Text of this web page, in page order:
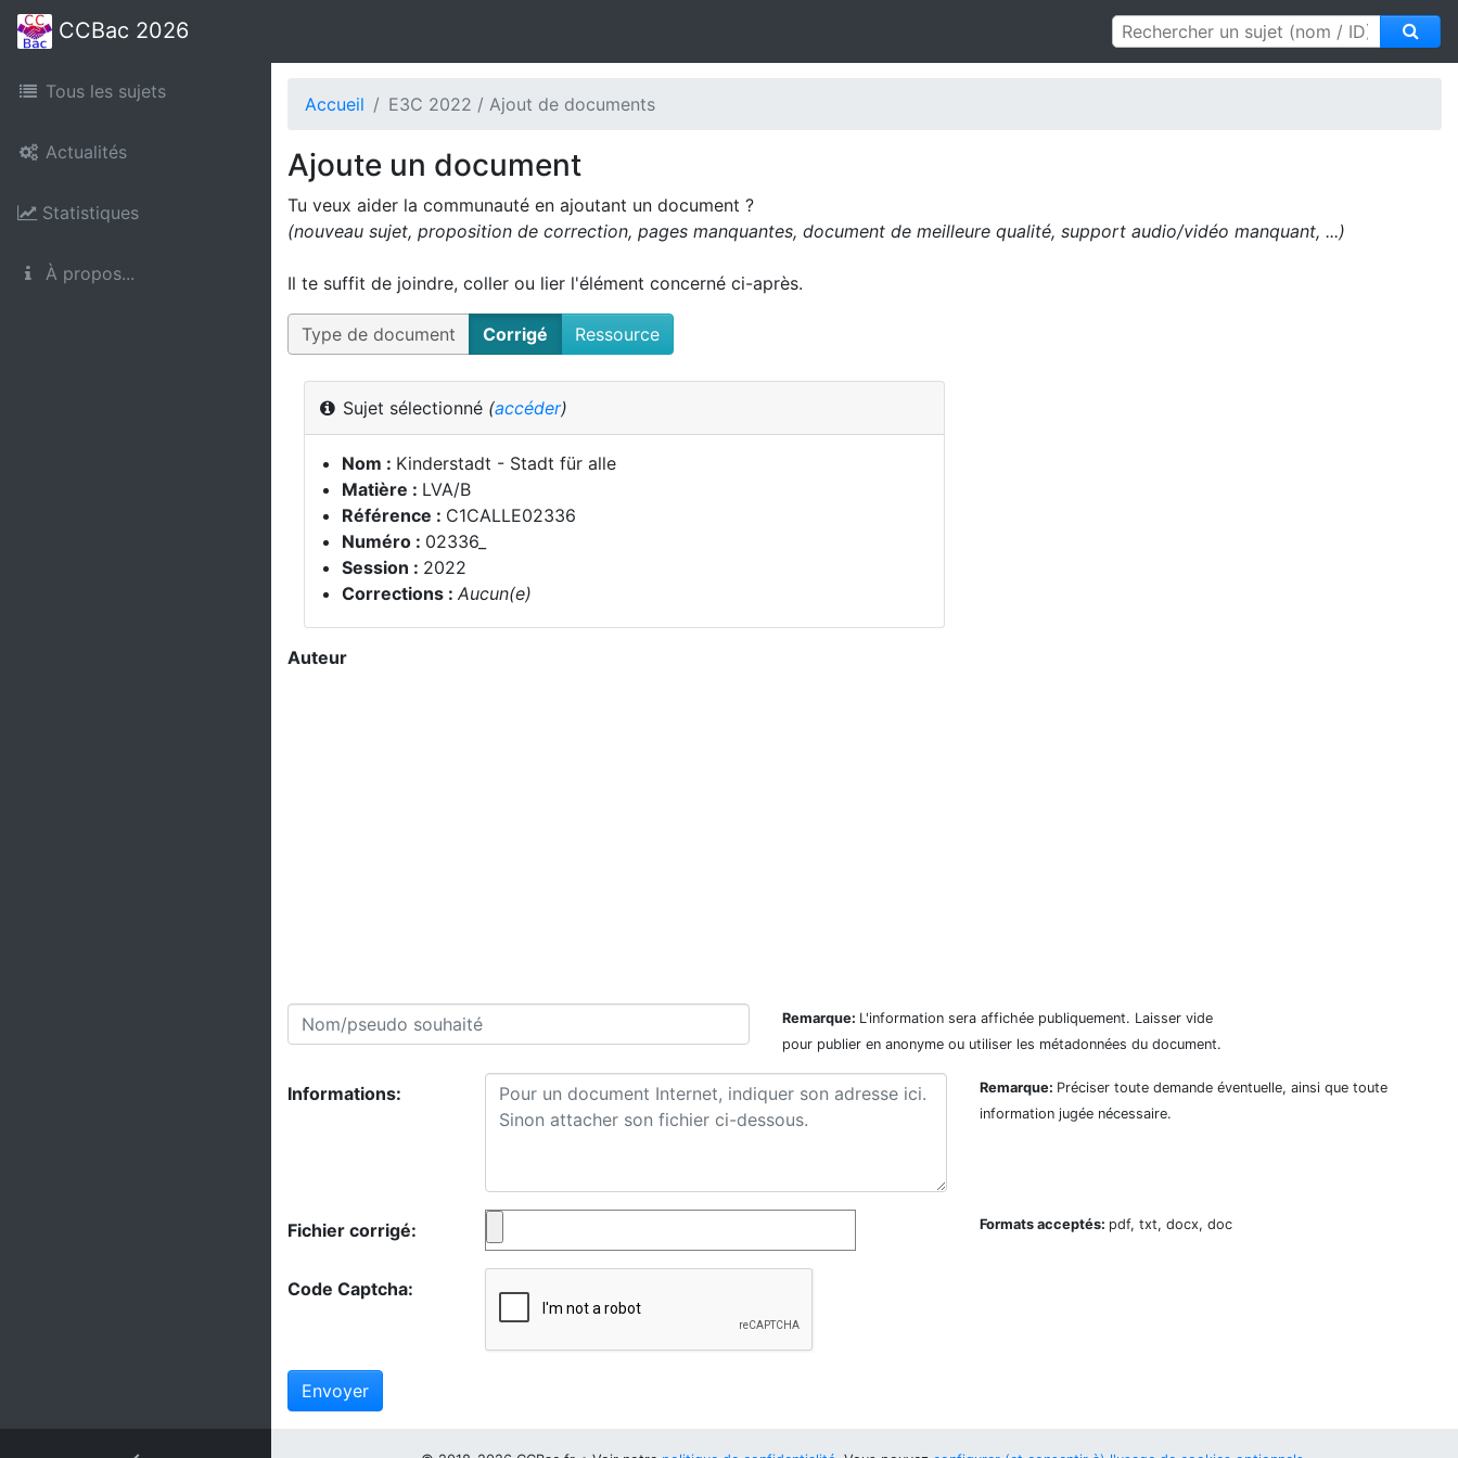
CCBac 2026
Tous les sujets
Actualités
Statistiques
À propos...
Accueil E3C 2022 / Ajout de documents
Ajoute un document
Tu veux aider la communauté en ajoutant un document ?
(nouveau sujet, proposition de correction, pages manquantes, document de meilleure qualité, support audio/vidéo manquant, ...)
Il te suffit de joindre, coller ou lier l'élément concerné ci-après.
Type de document Corrigé Ressource
Sujet sélectionné (accéder)
Nom : Kinderstadt - Stadt für alle
Matière : LVA/B
Référence : C1CALLE02336
Numéro : 02336_
Session : 2022
Corrections : Aucun(e)
Auteur
Remarque: L'information sera affichée publiquement. Laisser vide
pour publier en anonyme ou utiliser les métadonnées du document.
Informations: Remarque: Préciser toute demande éventuelle, ainsi que toute
information jugée nécessaire.
Fichier corrigé: Formats acceptés: pdf, txt, docx, doc
Code Captcha:
Envoyer